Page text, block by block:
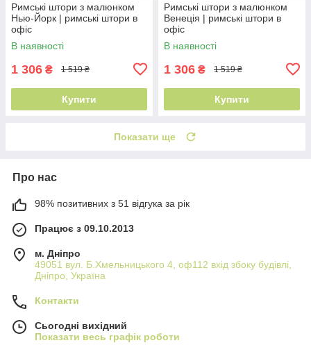
Римські штори з малюнком
Нью-Йорк | римські штори в
офіс
В наявності
1 306 ₴ 1 519 ₴
Купити
Римські штори з малюнком
Венеція | римські штори в
офіс
В наявності
1 306 ₴ 1 519 ₴
Купити
Показати ще
Про нас
98% позитивних з 51 відгука за рік
Працює з 09.10.2013
м. Дніпро
49051 вул. Б.Хмельницького 4, оф112 вхід збоку будівлі,
Дніпро, Україна
Контакти
Сьогодні вихідний
Показати весь графік роботи